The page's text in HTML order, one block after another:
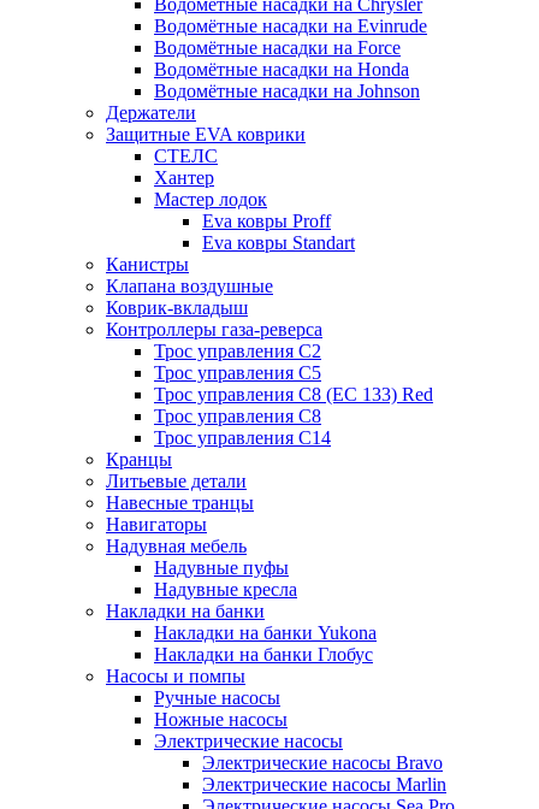
Водомётные насадки на Chrysler
Водомётные насадки на Evinrude
Водомётные насадки на Force
Водомётные насадки на Honda
Водомётные насадки на Johnson
Держатели
Защитные EVA коврики
СТЕЛС
Хантер
Мастер лодок
Eva ковры Proff
Eva ковры Standart
Канистры
Клапана воздушные
Коврик-вкладыш
Контроллеры газа-реверса
Трос управления C2
Трос управления C5
Трос управления C8 (ЕС 133) Red
Трос управления C8
Трос управления C14
Кранцы
Литьевые детали
Навесные транцы
Навигаторы
Надувная мебель
Надувные пуфы
Надувные кресла
Накладки на банки
Накладки на банки Yukona
Накладки на банки Глобус
Насосы и помпы
Ручные насосы
Ножные насосы
Электрические насосы
Электрические насосы Bravo
Электрические насосы Marlin